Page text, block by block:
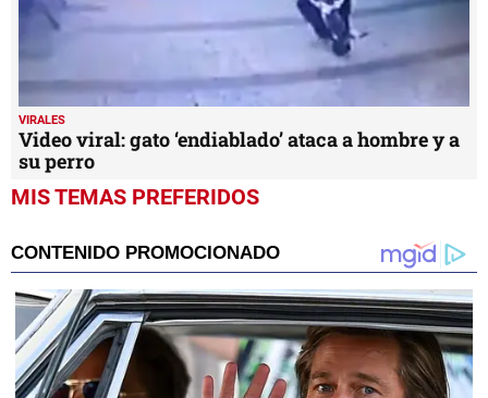
VIRALES
Video viral: gato ‘endiablado’ ataca a hombre y a
su perro
MIS TEMAS PREFERIDOS